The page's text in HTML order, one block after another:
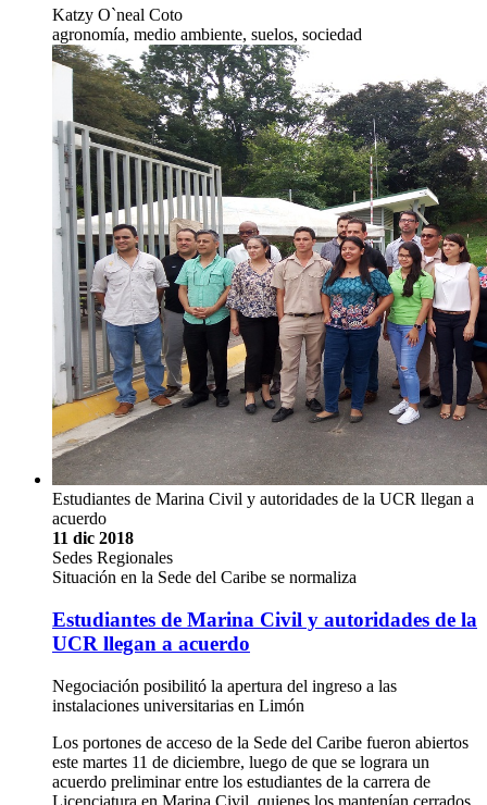
Katzy O`neal Coto
agronomía, medio ambiente, suelos, sociedad
Estudiantes de Marina Civil y autoridades de la UCR llegan a
acuerdo
11 dic 2018
Sedes Regionales
Situación en la Sede del Caribe se normaliza
Estudiantes de Marina Civil y autoridades de la
UCR llegan a acuerdo
Negociación posibilitó la apertura del ingreso a las
instalaciones universitarias en Limón
Los portones de acceso de la Sede del Caribe fueron abiertos
este martes 11 de diciembre, luego de que se lograra un
acuerdo preliminar entre los estudiantes de la carrera de
Licenciatura en Marina Civil, quienes los mantenían cerrados